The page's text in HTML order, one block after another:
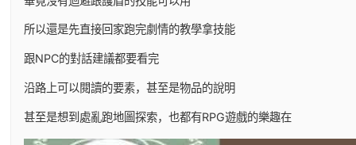
所以還是先直接回家跑完劇情的教學拿技能
跟NPC的對話建議都要看完
沿路上可以閱讀的要素，甚至是物品的說明
甚至是想到處亂跑地圖探索，也都有RPG遊戲的樂趣在